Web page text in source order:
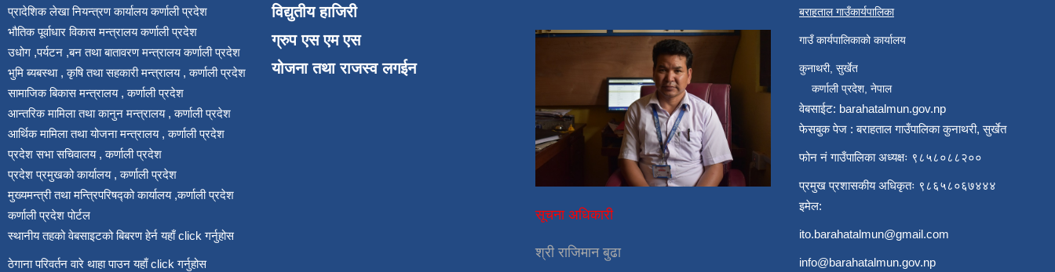
प्रादेशिक लेखा नियन्त्रण कार्यालय कर्णाली प्रदेश
भौतिक पूर्वाधार विकास मन्त्रालय कर्णाली प्रदेश
उधोग ,पर्यटन ,बन तथा बातावरण मन्त्रालय कर्णाली प्रदेश
भुमि ब्यबस्था , कृषि तथा सहकारी मन्त्रालय , कर्णाली प्रदेश
सामाजिक बिकास मन्त्रालय , कर्णाली प्रदेश
आन्तरिक मामिला तथा कानुन मन्त्रालय , कर्णाली प्रदेश
आर्थिक मामिला तथा योजना मन्त्रालय , कर्णाली प्रदेश
प्रदेश सभा सचिवालय , कर्णाली प्रदेश
प्रदेश प्रमुखको कार्यालय , कर्णाली प्रदेश
मुख्यमन्त्री तथा मन्त्रिपरिषद्को कार्यालय ,कर्णाली प्रदेश
कर्णाली प्रदेश पोर्टल
स्थानीय तहको वेबसाइटको बिबरण हेर्न यहाँ click गर्नुहोस
ठेगाना परिवर्तन वारे थाहा पाउन यहाँ click गर्नुहोस
विद्युतीय हाजिरी
ग्रुप एस एम एस
योजना तथा राजस्व लगईन
सूचना अधिकारी
श्री राजिमान बुढा
बराहताल गाउँकार्यपालिका
गाउँ कार्यपालिकाको कार्यालय
कुनाथरी, सुर्खेत
कर्णाली प्रदेश, नेपाल
वेबसाईट: barahatalmun.gov.np
फेसबुक पेज : बराहताल गाउँपालिका कुनाथरी, सुर्खेत
फोन नं गाउँपालिका अध्यक्षः ९८५८०८८२००
प्रमुख प्रशासकीय अधिकृतः ९८६५८०६७४४४
इमेल:
ito.barahatalmun@gmail.com
info@barahatalmun.gov.np